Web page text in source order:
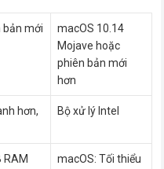
bản mới
macOS 10.14
Mojave hoặc
phiên bản mới
hơn
hơn,
Bộ xử lý Intel
RAM
macOS: Tối thiểu